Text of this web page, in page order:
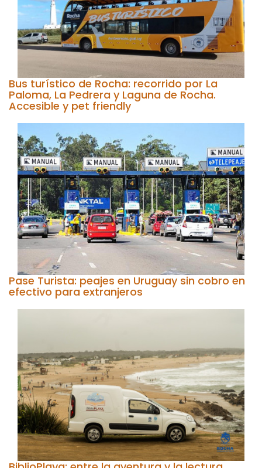
Bus turístico de Rocha: recorrido por La
Paloma, La Pedrera y Laguna de Rocha.
Accesible y pet friendly
Pase Turista: peajes en Uruguay sin cobro en
efectivo para extranjeros